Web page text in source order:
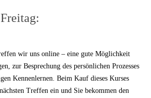
wir uns online – eine gute Möglichkeit
zur Besprechung des persönlichen Prozesses
Kennenlernen. Beim Kauf dieses Kurses
Treffen ein und Sie bekommen den